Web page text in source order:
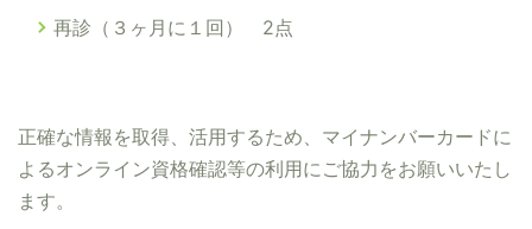
再診（３ヶ月に１回） 2点
正確な情報を取得、活用するため、マイナンバーカードに
よるオンライン資格確認等の利用にご協力をお願いいたし
ます。